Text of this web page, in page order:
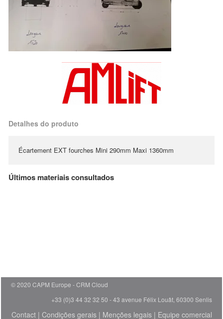
Detalhes do produto
Écartement EXT fourches Mini 290mm Maxi 1360mm
Últimos materiais consultados
© 2020 CAPM Europe
CRM Cloud
+33 (0)3 44 32 32 50 - 43 avenue Félix Louât, 60300 Senlis
Contact| Condições gerais| Menções legais| Equipe comercial